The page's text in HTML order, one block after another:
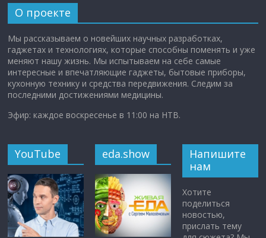
О проекте
Мы рассказываем о новейших научных разработках,
гаджетах и технологиях, которые способны поменять и уже
меняют нашу жизнь. Мы испытываем на себе самые
интересные и впечатляющие гаджеты, бытовые приборы,
кухонную технику и средства передвижения. Следим за
последними достижениями медицины.
Эфир: каждое воскресенье в 11:00 на НТВ.
YouTube eda.show
Напишите
нам
Хотите
поделиться
новостью,
прислать тему